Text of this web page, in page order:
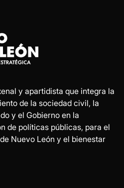
y apartidista que integra la
de la sociedad civil, la
y el Gobierno en la
de políticas públicas, para el
Nuevo León y el bienestar